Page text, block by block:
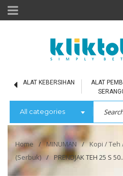
ALAT KEBERSIHAN
ALAT
All categories
Home / MINUMAN /
Kopi / Teh
(Serbuk) / PRENDJAK TEH 25 S